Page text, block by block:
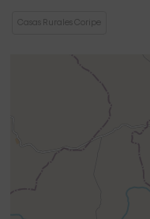
Casas Rurales Coripe